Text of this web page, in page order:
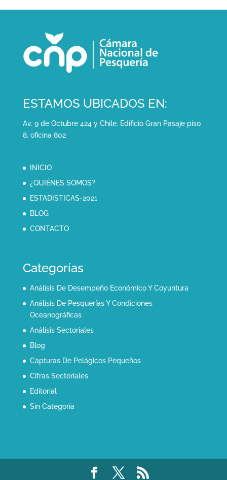
ESTAMOS UBICADOS EN:
Av. 9 de Octubre 424 y Chile. Edificio Gran Pasaje piso
8, oficina 802
INICIO
¿QUIÉNES SOMOS?
ESTADISTICAS-2021
BLOG
CONTACTO
Categorías
Análisis De Desempeño Económico Y Coyuntura
Análisis De Pesquerías Y Condiciones
Oceanográficas
Análisis Sectoriales
Blog
Capturas De Pelágicos Pequeños
Cifras Sectoriales
Editorial
Sin Categoría